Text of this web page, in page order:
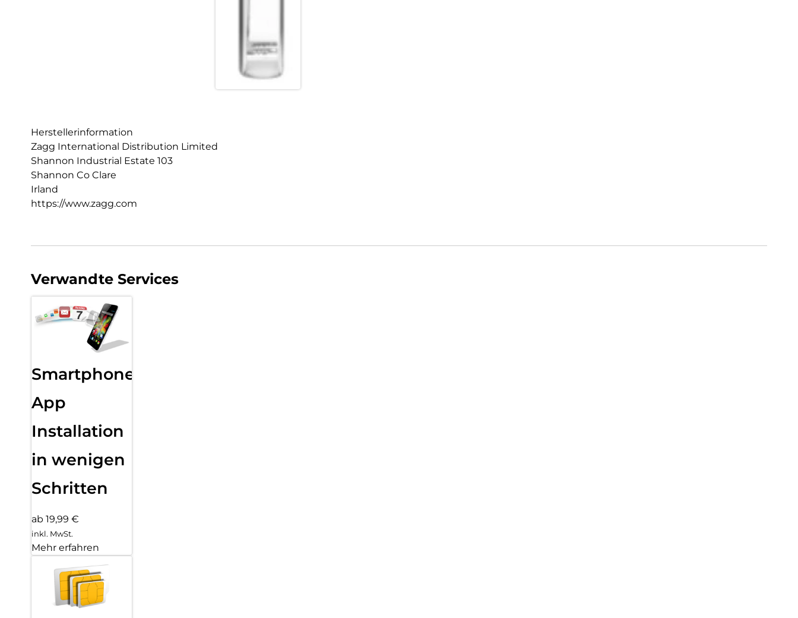
Herstellerinformation
Zagg International Distribution Limited
Shannon Industrial Estate 103
Shannon Co Clare
Irland
https://www.zagg.com
Verwandte Services
Smartphone
App
Installation
in wenigen
Schritten
ab 19,99 €
inkl. MwSt.
Mehr erfahren